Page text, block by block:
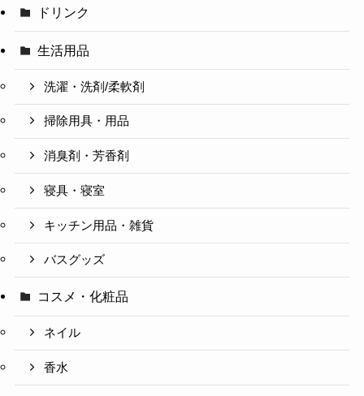
ドリンク
生活用品
洗濯・洗剤/柔軟剤
掃除用具・用品
消臭剤・芳香剤
寝具・寝室
キッチン用品・雑貨
バスグッズ
コスメ・化粧品
ネイル
香水